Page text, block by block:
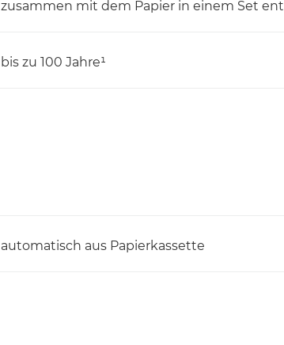
zusammen mit dem Papier in einem Set
bis zu 100 Jahre¹
automatisch aus Papierkassette